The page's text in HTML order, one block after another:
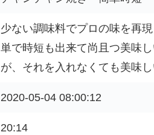
少ない調味料でプロの味を再
単で時短も出来て尚且つ美味
が、それを入れなくても美味
2020-05-04 08:00:12
20:14